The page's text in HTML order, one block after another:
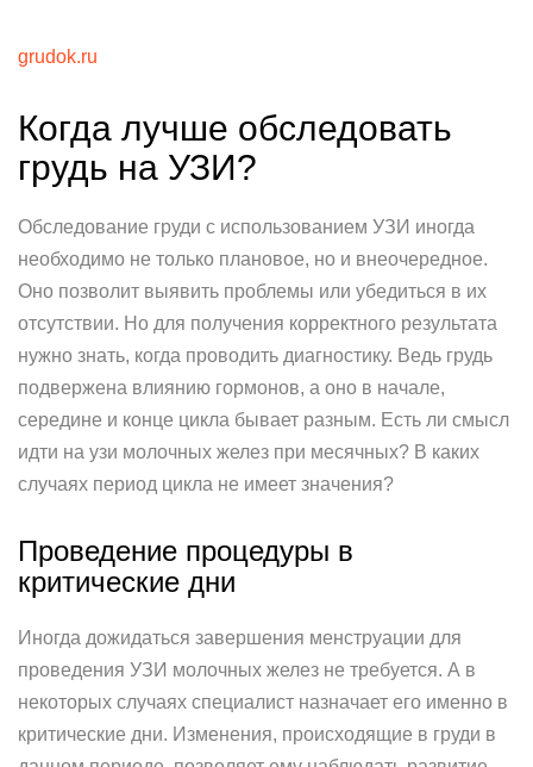
grudok.ru
Когда лучше обследовать
грудь на УЗИ?
Обследование груди с использованием УЗИ иногда
необходимо не только плановое, но и внеочередное.
Оно позволит выявить проблемы или убедиться в их
отсутствии. Но для получения корректного результата
нужно знать, когда проводить диагностику. Ведь грудь
подвержена влиянию гормонов, а оно в начале,
середине и конце цикла бывает разным. Есть ли смысл
идти на узи молочных желез при месячных? В каких
случаях период цикла не имеет значения?
Проведение процедуры в
критические дни
Иногда дожидаться завершения менструации для
проведения УЗИ молочных желез не требуется. А в
некоторых случаях специалист назначает его именно в
критические дни. Изменения, происходящие в груди в